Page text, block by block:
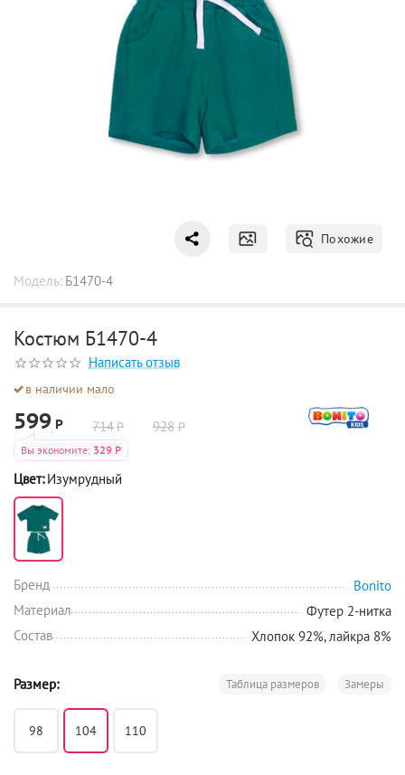
Похожие
Модель: Б1470-4
Костюм Б1470-4
Написать отзыв
в наличии мало
599 Р 714Р 928 Р
Вы экономите: 329 Р
Цвет: Изумрудный
Бренд
Bonito
Материал
Футер 2-нитка
Состав
Хлопок 92%, лайкра 8%
Размер: Замеры
Таблица размеров
98 104 110